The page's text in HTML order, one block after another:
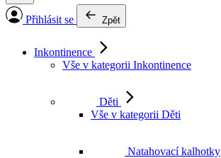
Přihlásit se Zpět
Inkontinence
Vše v kategorii Inkontinence
Děti
Vše v kategorii Děti
Natahovací kalhotky